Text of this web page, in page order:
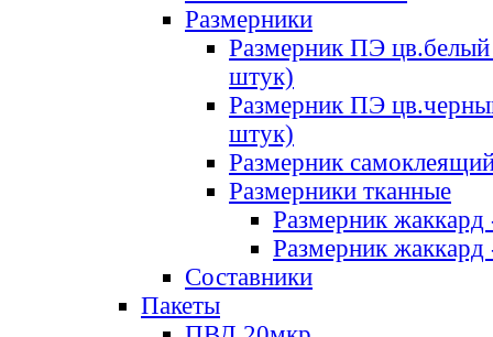
Размерники
Размерник ПЭ цв.белый
штук)
Размерник ПЭ
штук)
Размерник
Размерники тканные
Размерник
Размерник
Составники
Пакеты